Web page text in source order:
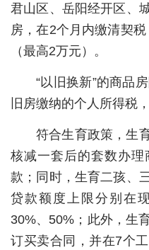
健康
悠游
相亲
汽车
房产
消费
创意
文化
君山区、岳阳经开区、
房，在2个月内缴清契
（最高2万元）。
“以旧换新”的商品
旧房缴纳的个人所得税
符合生育政策，生
核减一套后的套数办
款；同时，生育二孩、
贷款额度上限分别在
30%、50%；此外，生
订买卖合同，并在7个